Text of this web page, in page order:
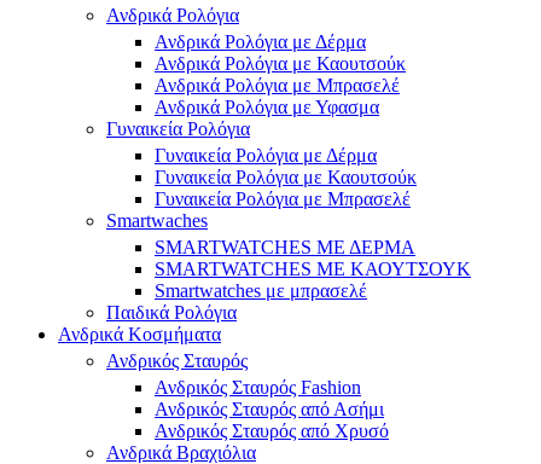
Ανδρικά Ρολόγια
Ανδρικά Ρολόγια με Δέρμα
Ανδρικά Ρολόγια με Καουτσούκ
Ανδρικά Ρολόγια με Μπρασελέ
Ανδρικά Ρολόγια με Υφασμα
Γυναικεία Ρολόγια
Γυναικεία Ρολόγια με Δέρμα
Γυναικεία Ρολόγια με Καουτσούκ
Γυναικεία Ρολόγια με Μπρασελέ
Smartwaches
SMARTWATCHES ΜΕ ΔΕΡΜΑ
SMARTWATCHES ΜΕ ΚΑΟΥΤΣΟΥΚ
Smartwatches με μπρασελέ
Παιδικά Ρολόγια
Ανδρικά Κοσμήματα
Ανδρικός Σταυρός
Ανδρικός Σταυρός Fashion
Ανδρικός Σταυρός από Ασήμι
Ανδρικός Σταυρός από Χρυσό
Ανδρικά Βραχιόλια